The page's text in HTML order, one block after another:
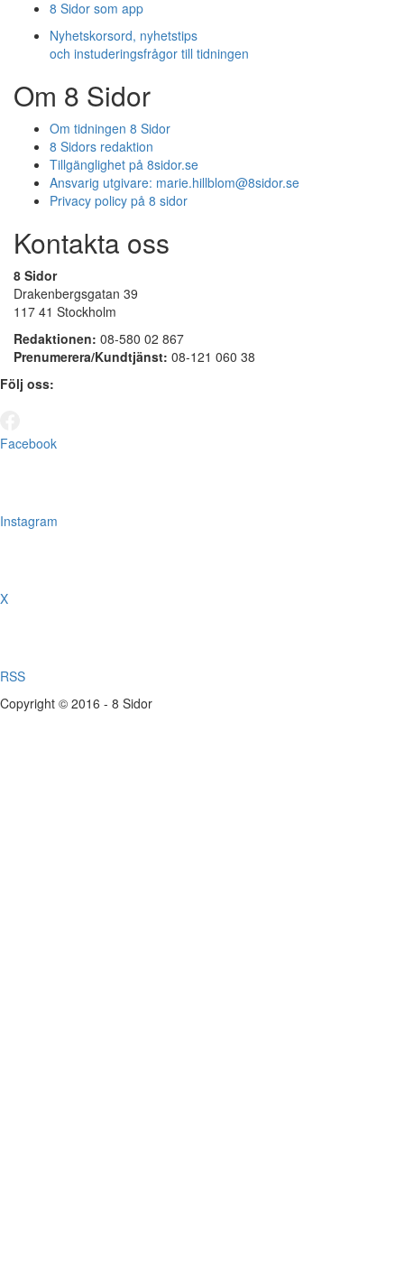
8 Sidor som app
Nyhetskorsord, nyhetstips
och instuderingsfrågor till tidningen
Om 8 Sidor
Om tidningen 8 Sidor
8 Sidors redaktion
Tillgänglighet på 8sidor.se
Ansvarig utgivare: marie.hillblom@8sidor.se
Privacy policy på 8 sidor
Kontakta oss
8 Sidor
Drakenbergsgatan 39
117 41 Stockholm
Redaktionen: 08-580 02 867
Prenumerera/Kundtjänst: 08-121 060 38
Följ oss:
Facebook
Instagram
X
RSS
Copyright © 2016 - 8 Sidor